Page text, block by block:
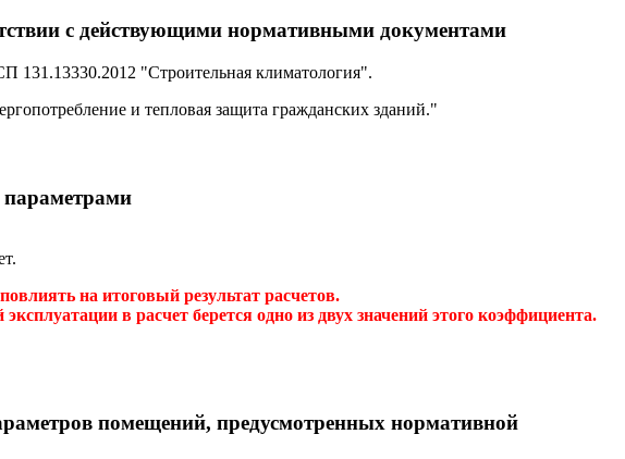
с действующими нормативными документами
131.13330.2012 "Строительная климатология".
и тепловая защита гражданских зданий."
параметрами
на итоговый результат расчетов.
в расчет берется одно из двух значений этого коэффициента.
помещений, предусмотренных нормативной